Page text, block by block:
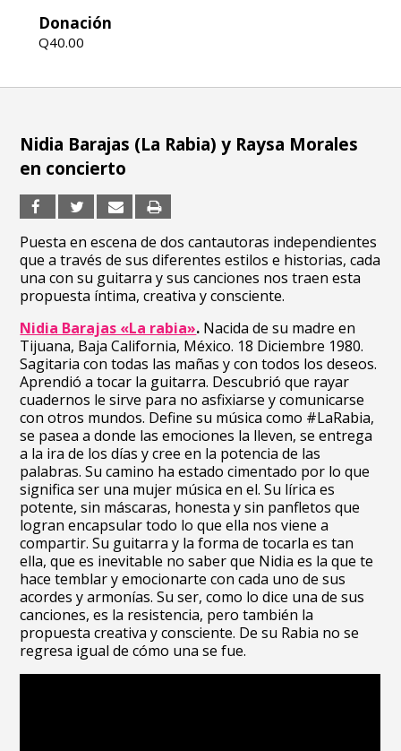
Donación
Q40.00
Nidia Barajas (La Rabia) y Raysa Morales
en concierto
Puesta en escena de dos cantautoras independientes
que a través de sus diferentes estilos e historias, cada
una con su guitarra y sus canciones nos traen esta
propuesta íntima, creativa y consciente.
Nidia Barajas «La rabia». Nacida de su madre en
Tijuana, Baja California, México. 18 Diciembre 1980.
Sagitaria con todas las mañas y con todos los deseos.
Aprendió a tocar la guitarra. Descubrió que rayar
cuadernos le sirve para no asfixiarse y comunicarse
con otros mundos. Define su música como #LaRabia,
se pasea a donde las emociones la lleven, se entrega
a la ira de los días y cree en la potencia de las
palabras. Su camino ha estado cimentado por lo que
significa ser una mujer música en el. Su lírica es
potente, sin máscaras, honesta y sin panfletos que
logran encapsular todo lo que ella nos viene a
compartir. Su guitarra y la forma de tocarla es tan
ella, que es inevitable no saber que Nidia es la que te
hace temblar y emocionarte con cada uno de sus
acordes y armonías. Su ser, como lo dice una de sus
canciones, es la resistencia, pero también la
propuesta creativa y consciente. De su Rabia no se
regresa igual de cómo una se fue.